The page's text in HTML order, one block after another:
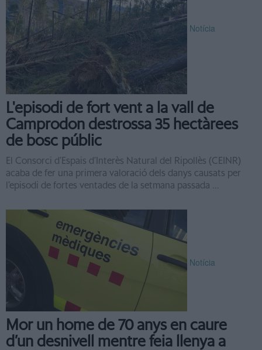
Notícia
L'episodi de fort vent a la vall de
Camprodon destrossa 35 hectàrees
de bosc públic
El Consorci d’Espais d’Interès Natural del Ripollès (CEINR)
acaba de fer una primera valoració dels danys causats per
l’episodi de fortes ventades de la setmana passada ...
Notícia
Mor un home de 70 anys en caure
d’un desnivell mentre feia llenya a